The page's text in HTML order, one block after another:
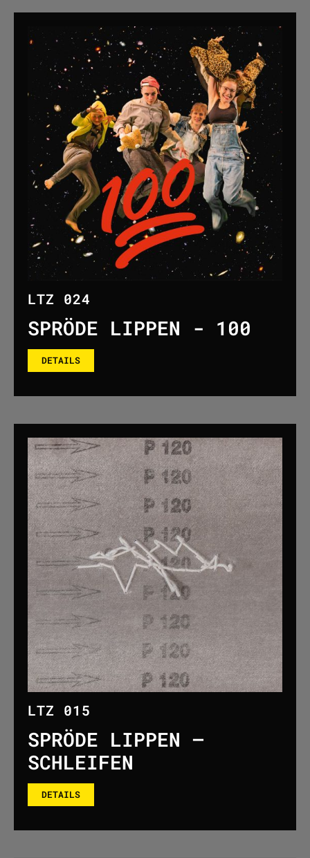
LTZ 024
SPRÖDE LIPPEN - 100
DETAILS
LTZ 015
SPRÖDE LIPPEN –
SCHLEIFEN
DETAILS